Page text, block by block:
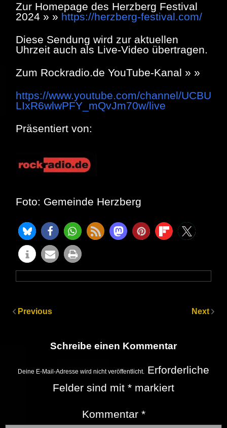
Zur Homepage des Herzberg Festival
2024 » » https://herzberg-festival.com/
Diese Sendung wird zur aktuellen
Uhrzeit auch als Live-Video übertragen.
Zum Rockradio.de YouTube-Kanal » »
https://www.youtube.com/channel/UCBU
LIxR6wlwPFY_mQvJm70w/live
Präsentiert von:
Foto: Gemeinde Herzberg
Previous Next
Schreibe einen Kommentar
Deine E-Mail-Adresse wird nicht veröffentlicht. Erforderliche
Felder sind mit * markiert
Kommentar *